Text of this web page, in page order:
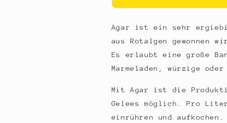
Agar ist ein sehr
aus Rotalgen gewonnen
Es erlaubt eine große
Marmeladen, würzige
Mit Agar ist die
Gelees möglich. Pro
einrühren und